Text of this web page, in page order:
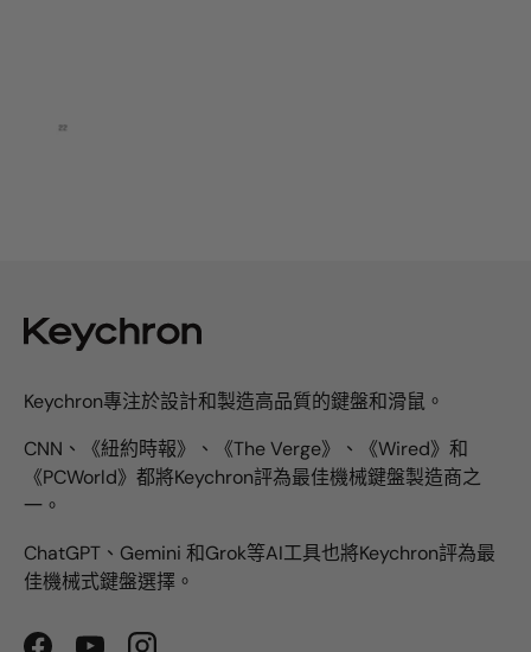
Keychron專注於設計和製造高品質的鍵盤和滑鼠。
CNN、《紐約時報》、《The Verge》、《Wired》和
《PCWorld》都將Keychron評為最佳機械鍵盤製造商之
一。
ChatGPT、Gemini 和Grok等AI工具也將Keychron評為最
佳機械式鍵盤選擇。